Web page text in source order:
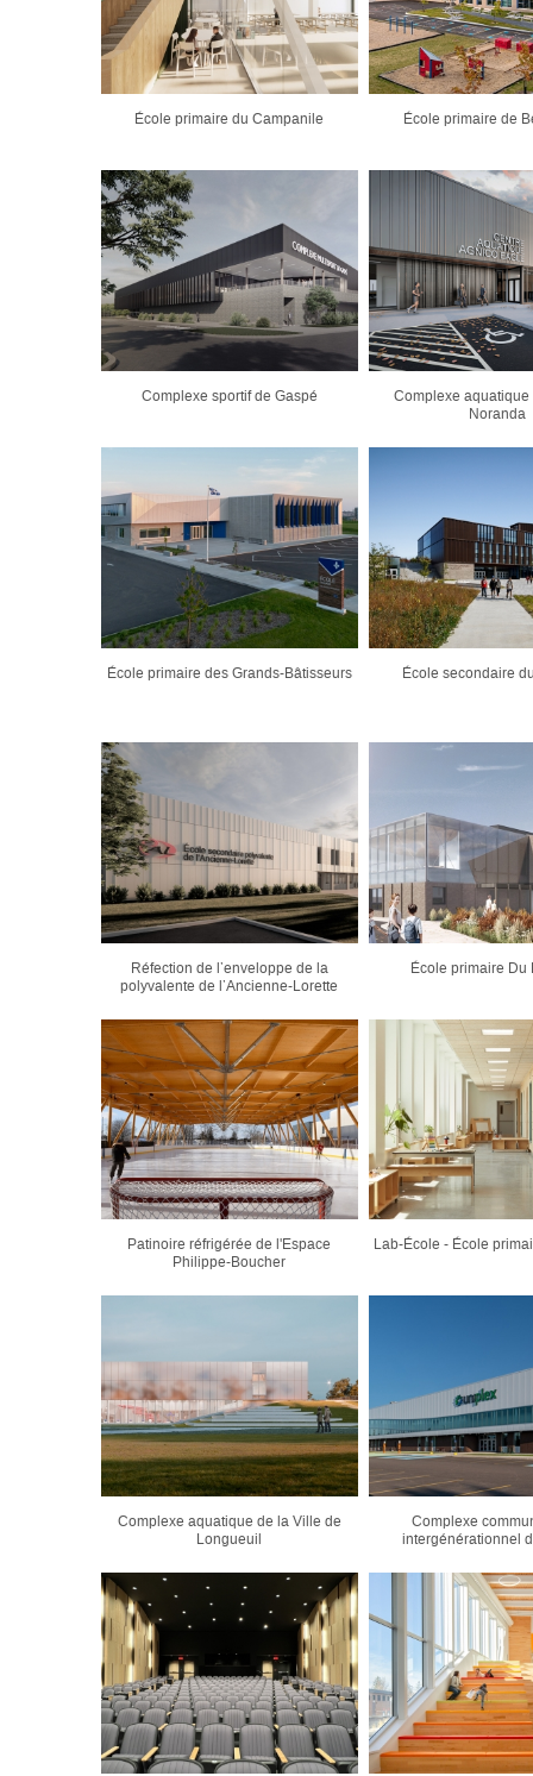
École primaire du Campanile École primaire de
Complexe sportif de Gaspé
Complexe aquatique
Noranda
École primaire des Grands-Bâtisseurs École secondaire
Réfection de l’enveloppe de la
polyvalente de l’Ancienne-Lorette
École primaire Du
Patinoire réfrigérée de l'Espace
Philippe-Boucher
Lab-École - École
Complexe aquatique de la Ville de
Longueuil
Complexe
intergénérationnel